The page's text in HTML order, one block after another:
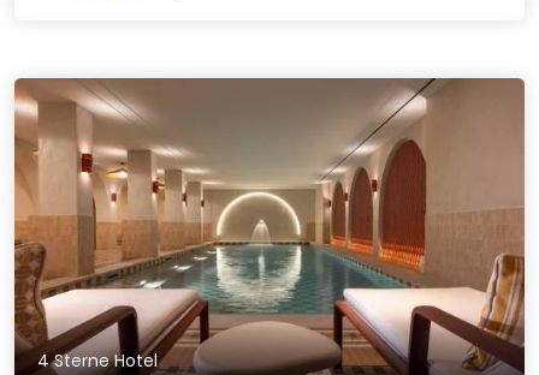
4 Sterne Hotel